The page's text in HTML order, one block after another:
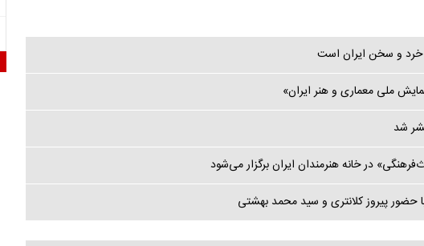
خرد و سخن ایران است
ملی معماری و هنر ایران»
شد
در خانه هنرمندان ایران برگزار می‌شود
حضور پیروز کلانتری و سید محمد بهشتی